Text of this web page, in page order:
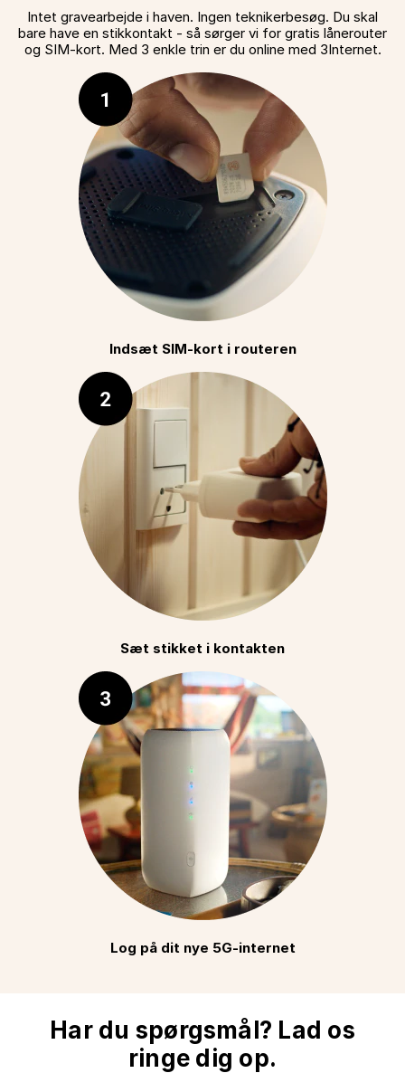
Intet gravearbejde i haven. Ingen teknikerbesøg. Du skal
bare have en stikkontakt - så sørger vi for gratis lånerouter
og SIM-kort. Med 3 enkle trin er du online med 3Internet.
Indsæt SIM-kort i routeren
Sæt stikket i kontakten
Log på dit nye 5G-internet
Har du spørgsmål? Lad os
ringe dig op.